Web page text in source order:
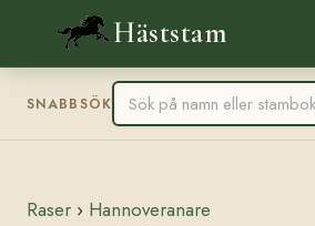
Häststam
SNABBSÖK
Raser › Hannoveranare